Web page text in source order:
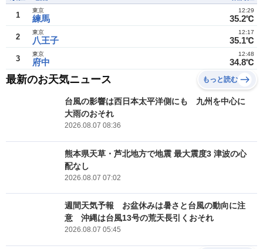
1 練馬
東京
35.2℃
12:29
2 八王子
東京
35.1℃
12:17
3 府中
東京
34.8℃
12:48
最新のお天気ニュース もっと読む
台風の影響は西日本太平洋側にも 九州を中心に
大雨のおそれ
2026.08.07 08:36
熊本県天草・芦北地方で地震 最大震度3 津波の心
配なし
2026.08.07 07:02
週間天気予報 お盆休みは暑さと台風の動向に注
意 沖縄は台風13号の荒天長引くおそれ
2026.08.07 05:45